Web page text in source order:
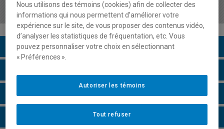
travail
Description du cours
Horaire - Automne 2026
Nous utilisons des témoins (cookies) afin de collecter des
informations qui nous permettent d’améliorer votre
expérience sur le site, de vous proposer des contenus vidéo,
d’analyser les statistiques de fréquentation, etc. Vous
pouvez personnaliser votre choix en sélectionnant
« Préférences ».
Tout refuser
Autoriser les témoins